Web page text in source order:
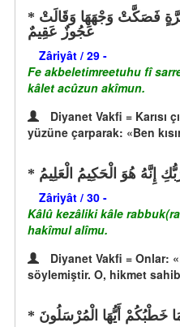
عَجُوزٌ عَقِيمٌ
Zâriyât / 29 -
Fe akbeletimreetuhu fî
kâlet acûzun akîmun.
Diyanet Vakfi = Karısı
yüzüne çarparak: «Ben
إِنَّهُ هُوَ الْحَكِيمُ الْعَلِيمُ
Zâriyât / 30 -
Kâlû kezâliki kâle
hakîmul alîmu.
Diyanet Vakfi = Onlar:
söylemiştir. O, hikmet
خَطْبُكُمْ أَيُّهَا الْمُرْسَلُونَ